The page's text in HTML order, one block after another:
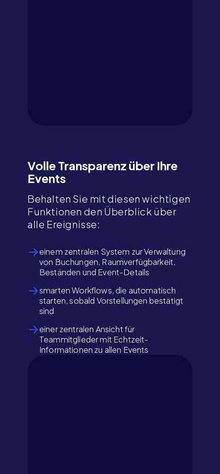
Volle Transparenz über Ihre
Events
Behalten Sie mit diesen wichtigen
Funktionen den Überblick über
alle Ereignisse:
einem zentralen System zur Verwaltung
von Buchungen, Raumverfügbarkeit,
Beständen und Event-Details
smarten Workflows, die automatisch
starten, sobald Vorstellungen bestätigt
sind
einer zentralen Ansicht für
Teammitglieder mit Echtzeit-
Informationen zu allen Events